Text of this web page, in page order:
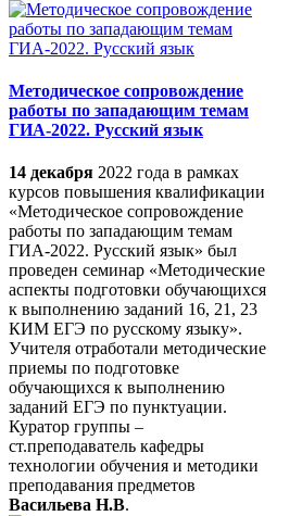
Методическое сопровождение
работы по западающим темам
ГИА-2022. Русский язык
14 декабря 2022 года в рамках
курсов повышения квалификации
«Методическое сопровождение
работы по западающим темам
ГИА-2022. Русский язык» был
проведен семинар «Методические
аспекты подготовки обучающихся
к выполнению заданий 16, 21, 23
КИМ ЕГЭ по русскому языку».
Учителя отработали методические
приемы по подготовке
обучающихся к выполнению
заданий ЕГЭ по пунктуации.
Куратор группы –
ст.преподаватель кафедры
технологии обучения и методики
преподавания предметов
Васильева Н.В.